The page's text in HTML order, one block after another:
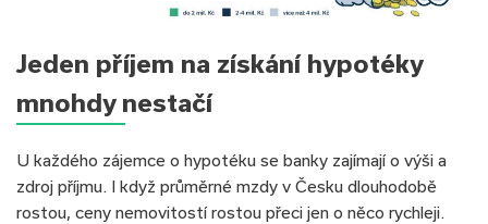
Jeden příjem na získání hypotéky
mnohdy nestačí
U každého zájemce o hypotéku se banky zajímají o výši a
zdroj příjmu. I když průměrné mzdy v Česku dlouhodobě
rostou, ceny nemovitostí rostou přeci jen o něco rychleji.